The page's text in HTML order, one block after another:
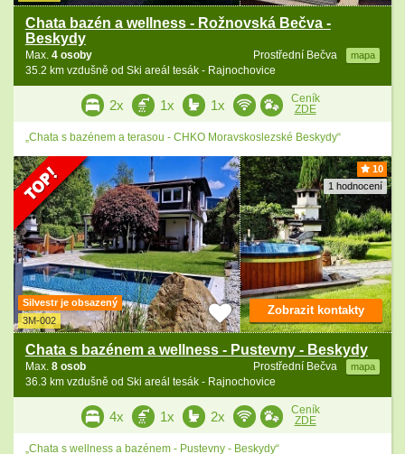
Chata bazén a wellness - Rožnovská Bečva -
Beskydy
Prostřední Bečva mapa
Max. 4 osoby
35.2 km vzdušně od Ski areál tesák - Rajnochovice
2x 1x 1x
Ceník
ZDE
„Chata s bazénem a terasou - CHKO Moravskoslezské Beskydy“
10
1 hodnocení
Silvestr je obsazený
3M-002
Chata s bazénem a wellness - Pustevny - Beskydy
Prostřední Bečva mapa
Max. 8 osob
36.3 km vzdušně od Ski areál tesák - Rajnochovice
Zobrazit kontakty
4x 1x 2x
Ceník
ZDE
„Chata s wellness a bazénem - Pustevny - Beskydy“